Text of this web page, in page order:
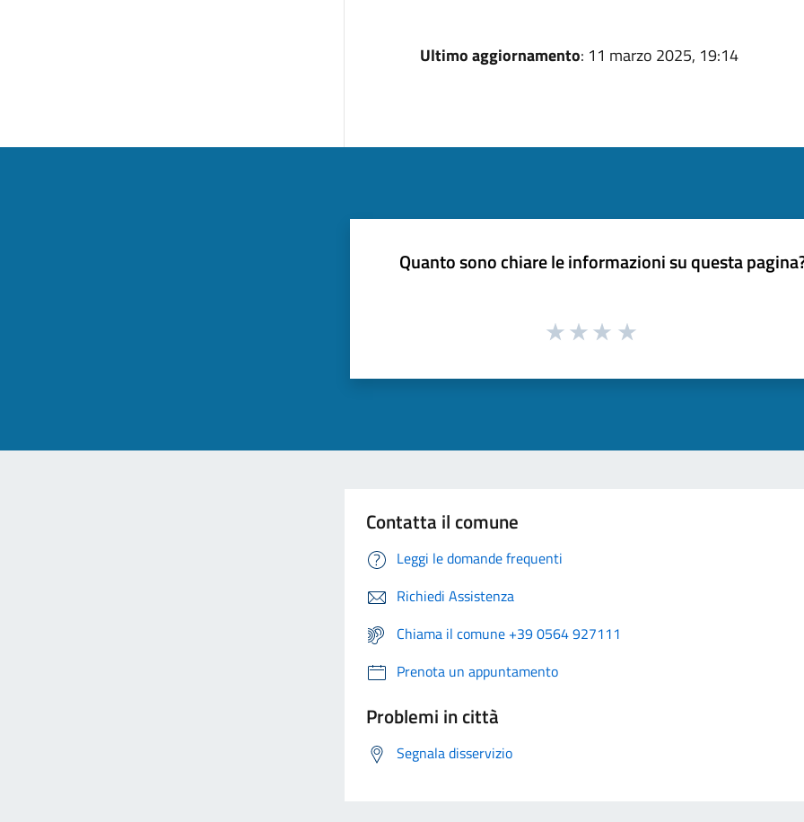
Ultimo aggiornamento: 11 marzo 2025, 19:14
Quanto sono chiare le informazioni su questa
Contatta il comune
Leggi le domande frequenti
Richiedi Assistenza
Chiama il comune +39 0564 927111
Prenota un appuntamento
Problemi in città
Segnala disservizio